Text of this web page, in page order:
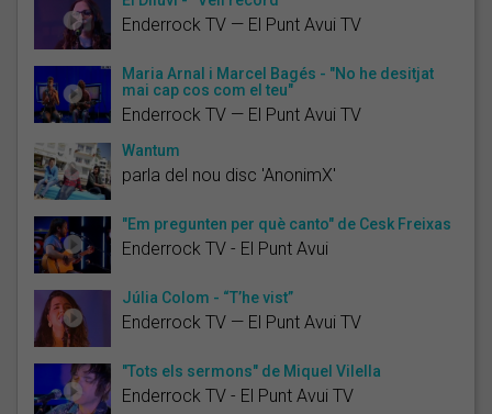
Enderrock TV — El Punt Avui TV
Maria Arnal i Marcel Bagés - "No he desitjat
mai cap cos com el teu"
Enderrock TV — El Punt Avui TV
Wantum
parla del nou disc 'AnonimX'
"Em pregunten per què canto" de Cesk Freixas
Enderrock TV - El Punt Avui
Júlia Colom - “T’he vist”
Enderrock TV — El Punt Avui TV
"Tots els sermons" de Miquel Vilella
Enderrock TV - El Punt Avui TV